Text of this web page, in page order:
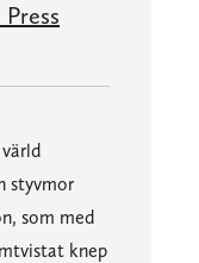
styvmor
som med
knep